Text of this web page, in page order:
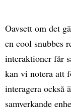
Oavsett om det
en cool snubbes
interaktioner får
kan vi notera att
interagera också
samverkande